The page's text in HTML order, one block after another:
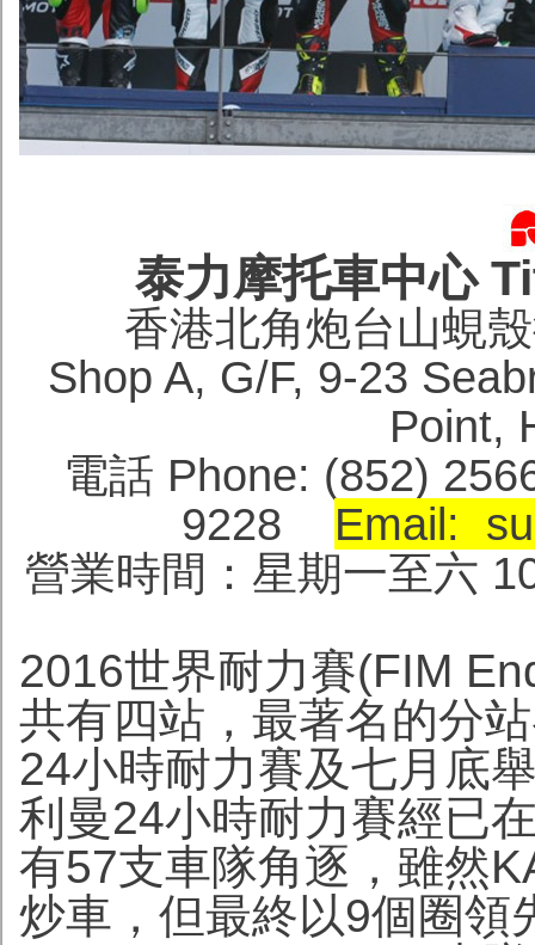
泰力摩托車中心
香港北角炮台山蜆
Shop A, G/F, 9-23
電話 Phone: (852)
9228 Email:
營業時間：星期一至六
2016世界耐力賽(FIM
共有四站，最著名的分
24小時耐力賽及七月底
利曼24小時耐力賽經已
有57支車隊角逐，雖然
炒車，但最終以9個圈領